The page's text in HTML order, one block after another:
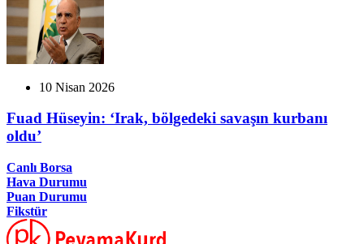
10 Nisan 2026
Fuad Hüseyin: ‘Irak, bölgedeki savaşın kurbanı
oldu’
Canlı Borsa
Hava Durumu
Puan Durumu
Fikstür